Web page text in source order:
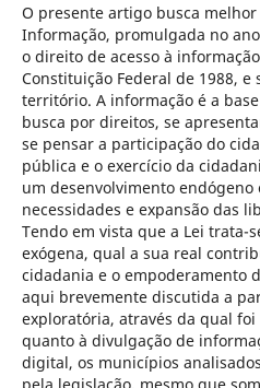
O presente artigo busca melhor
Informação, promulgada no
o direito de acesso à
Constituição Federal de 1988, e
território. A informação é a
busca por direitos, se
se pensar a participação do
pública e o exercício da
um desenvolvimento endógeno
necessidades e expansão das
Tendo em vista que a Lei trata-
exógena, qual a sua real
cidadania e o empoderamento
aqui brevemente discutida a
exploratória, através da qual
quanto à divulgação de
digital, os municípios